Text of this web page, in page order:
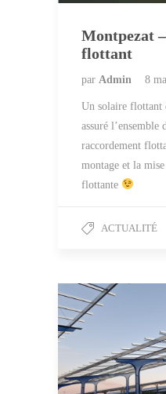
Montpezat
flottant
par Admin 8
Un solaire flottant
assuré l’ensemble
raccordement
montage et la
flottante
ACTUALITÉ